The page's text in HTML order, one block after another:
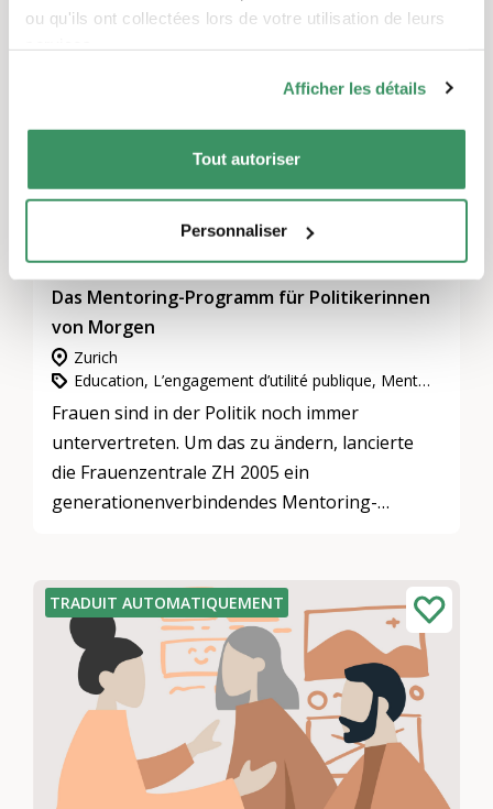
ou qu'ils ont collectées lors de votre utilisation de leurs
Afficher les détails
Tout autoriser
Personnaliser
TRADUIT AUTOMATIQUEMENT
Das Mentoring-Programm für Politikerinnen
von Morgen
Zurich
Education, L’engagement d’utilité publique, Mentoring
Frauen sind in der Politik noch immer
untervertreten. Um das zu ändern, lancierte
die Frauenzentrale ZH 2005 ein
generationenverbindendes Mentoring-
TRADUIT AUTOMATIQUEMENT